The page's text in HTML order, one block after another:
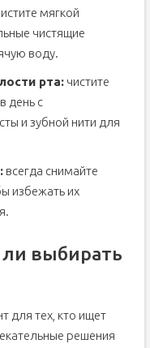
мягкой
чистящие
воду.
рта:чистите
день с
и зубной нити для
всегда снимайте
избежать их
выбирать
для тех, кто ищет
решения